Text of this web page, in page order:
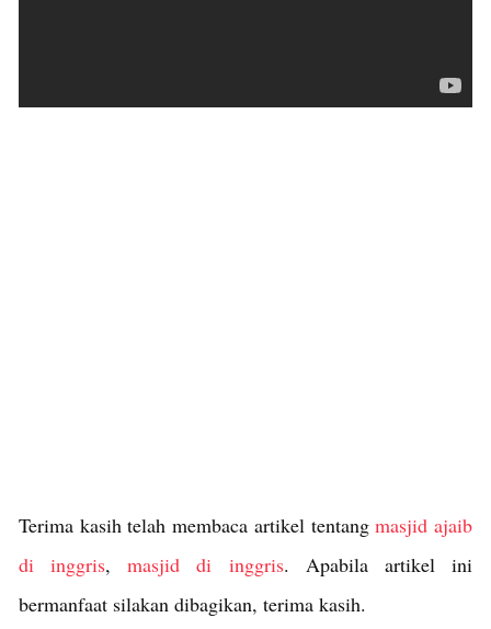
Terima kasih telah membaca artikel tentangmasjid ajaib
di inggris,masjid di inggris. Apabila artikel ini
bermanfaat silakan dibagikan, terima kasih.